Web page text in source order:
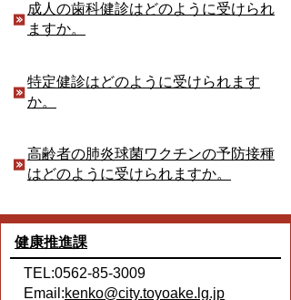
成人の歯科健診はどのように受けられ
ますか。
特定健診はどのように受けられます
か。
高齢者の肺炎球菌ワクチンの予防接種
はどのように受けられますか。
健康推進課
TEL:0562-85-3009
Email:kenko@city.toyoake.lg.jp